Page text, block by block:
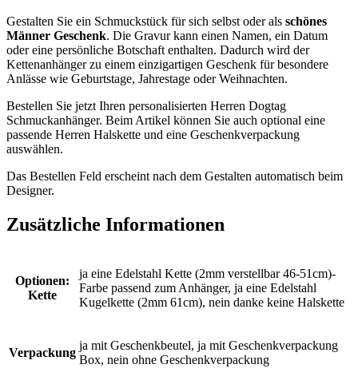
Gestalten Sie ein Schmuckstück für sich selbst oder als schönes
Männer Geschenk. Die Gravur kann einen Namen, ein Datum
oder eine persönliche Botschaft enthalten. Dadurch wird der
Kettenanhänger zu einem einzigartigen Geschenk für besondere
Anlässe wie Geburtstage, Jahrestage oder Weihnachten.
Bestellen Sie jetzt Ihren personalisierten Herren Dogtag
Schmuckanhänger. Beim Artikel können Sie auch optional eine
passende Herren Halskette und eine Geschenkverpackung
auswählen.
Das Bestellen Feld erscheint nach dem Gestalten automatisch beim
Designer.
Zusätzliche Informationen
Optionen:
Kette
ja eine Edelstahl Kette (2mm verstellbar 46-51cm)-
Farbe passend zum Anhänger, ja eine Edelstahl
Kugelkette (2mm 61cm), nein danke keine Halskette
Verpackung
ja mit Geschenkbeutel, ja mit Geschenkverpackung
Box, nein ohne Geschenkverpackung